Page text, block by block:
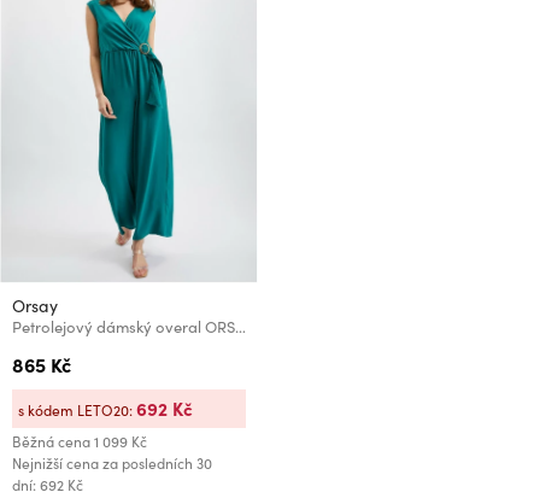
Orsay
Petrolejový dámský overal ORSAY
865 Kč
Běžná cena1 099 Kč
Nejnižší cena za posledních 30
dní: 692 Kč
s kódem LETO20:692 Kč